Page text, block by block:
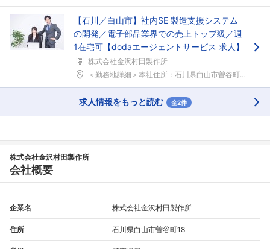
【石川／白山市】社内SE 製造支援システム
の開発／電子部品業界での売上トップ級／週
1在宅可【dodaエージェントサービス 求人】
株式会社金沢村田製作所
＜勤務地詳細＞本社住所：石川県白山市曽谷町チ18 ...
求人情報をもっと読む 全2件
株式会社金沢村田製作所
会社概要
企業名 株式会社金沢村田製作所
住所 石川県白山市曽谷町18